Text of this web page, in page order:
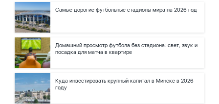
Самые дорогие футбольные стадионы мира на 2026 год
Домашний просмотр футбола без стадиона: свет, звук и
посадка для матча в квартире
Куда инвестировать крупный капитал в Минске в 2026
году